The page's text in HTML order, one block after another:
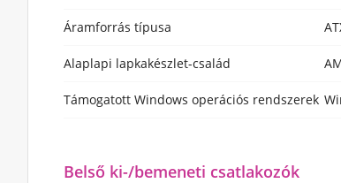
Áramforrás típusa
Alaplapi lapkakészlet-család
Támogatott Windows operációs rendszerek
Belső ki-/bemeneti csatlakozók